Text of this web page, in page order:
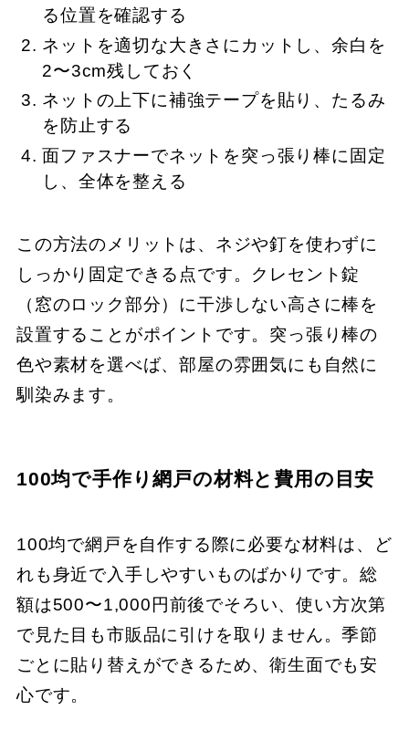
る位置を確認する
ネットを適切な大きさにカットし、余白を
2〜3cm残しておく
ネットの上下に補強テープを貼り、たるみ
を防止する
面ファスナーでネットを突っ張り棒に固定
し、全体を整える
この方法のメリットは、ネジや釘を使わずに
しっかり固定できる点です。クレセント錠
（窓のロック部分）に干渉しない高さに棒を
設置することがポイントです。突っ張り棒の
色や素材を選べば、部屋の雰囲気にも自然に
馴染みます。
100均で手作り網戸の材料と費用の目安
100均で網戸を自作する際に必要な材料は、ど
れも身近で入手しやすいものばかりです。総
額は500〜1,000円前後でそろい、使い方次第
で見た目も市販品に引けを取りません。季節
ごとに貼り替えができるため、衛生面でも安
心です。